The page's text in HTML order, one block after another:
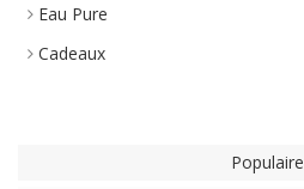
Eau Pure
Cadeaux
Populaire